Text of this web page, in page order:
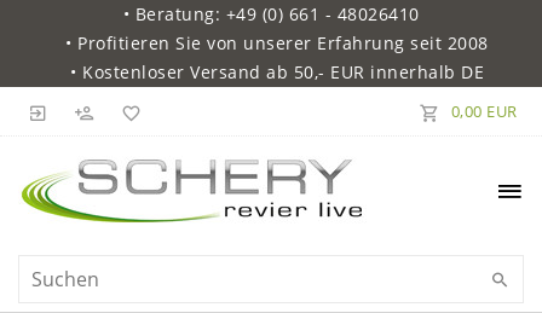
• Beratung: +49 (0) 661 - 48026410
• Profitieren Sie von unserer Erfahrung seit 2008
• Kostenloser Versand ab 50,- EUR innerhalb DE
0,00 EUR